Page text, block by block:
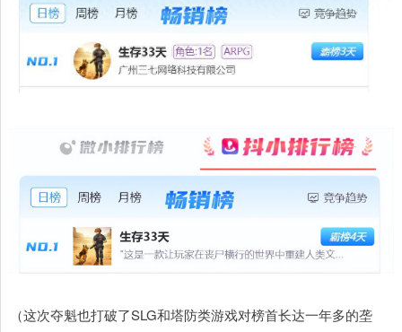
（这次夺魁也打破了SLG和塔防类游戏对榜首长达一年多的垄